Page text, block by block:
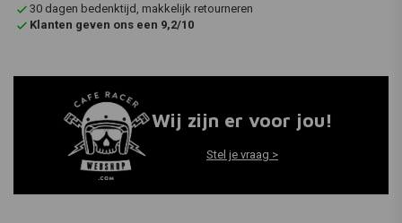
30 dagen bedenktijd, makkelijk retourneren
Klanten geven ons een 9,2/10
Wij zijn er voor jou!
Stel je vraag >